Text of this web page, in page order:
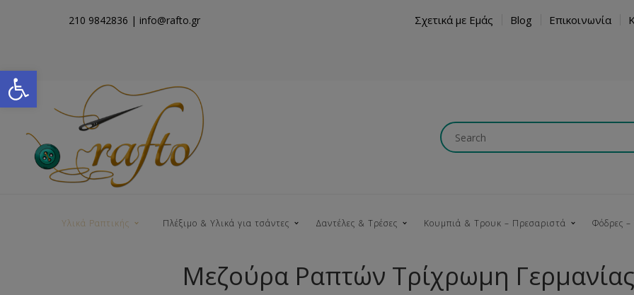
Open toolbar
210 9842836 | info@rafto.gr Σχετικά με Εμάς Blog Επικοινωνία
Υλικά Ραπτικής Πλέξιμο & Υλικά για τσάντες Δαντέλες & Τρέσες Κουμπιά & Τρουκ – Πρεσαριστά Φόδρες
Μεζούρα Ραπτών Τρίχρωμη